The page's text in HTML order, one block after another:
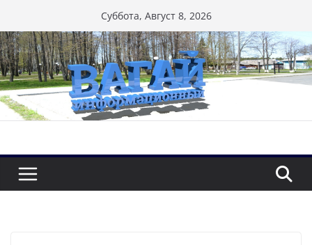
к
содержимому
Суббота, Август 8, 2026